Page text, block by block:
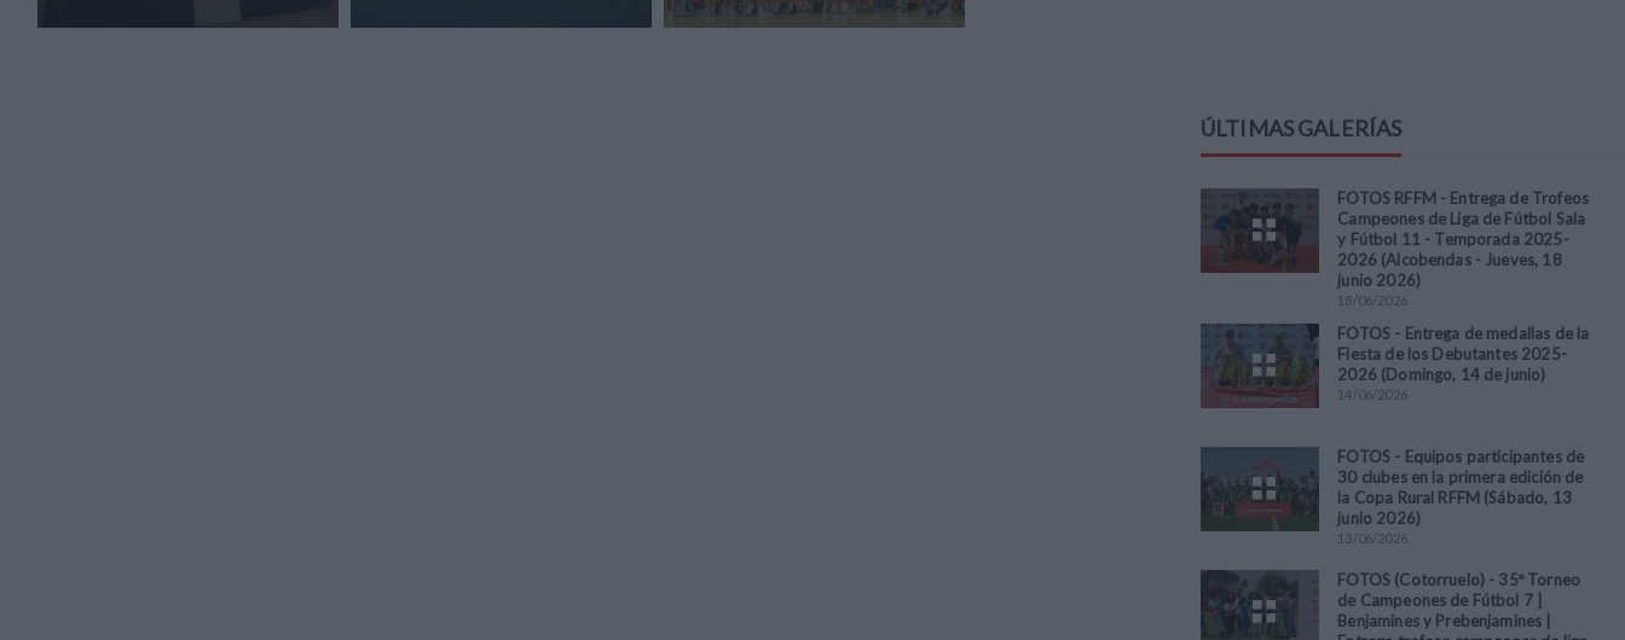
ÚLTIMAS GALERÍAS
FOTOS RFFM - Entrega de Trofeos
Campeones de Liga de Fútbol Sala
y Fútbol 11 - Temporada 2025-
2026 (Alcobendas - Jueves, 18
junio 2026)
18/06/2026
FOTOS - Entrega de medallas de la
Fiesta de los Debutantes 2025-
2026 (Domingo, 14 de junio)
14/06/2026
FOTOS - Equipos participantes de
30 clubes en la primera edición de
la Copa Rural RFFM (Sábado, 13
junio 2026)
13/06/2026
FOTOS (Cotorruelo) - 35º Torneo
de Campeones de Fútbol 7 |
Benjamines y Prebenjamines |